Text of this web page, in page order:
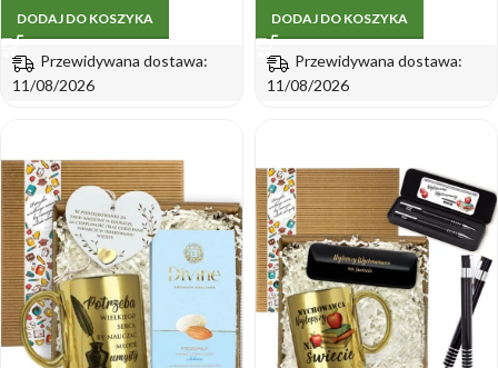
DODAJ DO KOSZYKA
Przewidywana dostawa:
11/08/2026
DODAJ DO KOSZYKA
Przewidywana dostawa:
11/08/2026